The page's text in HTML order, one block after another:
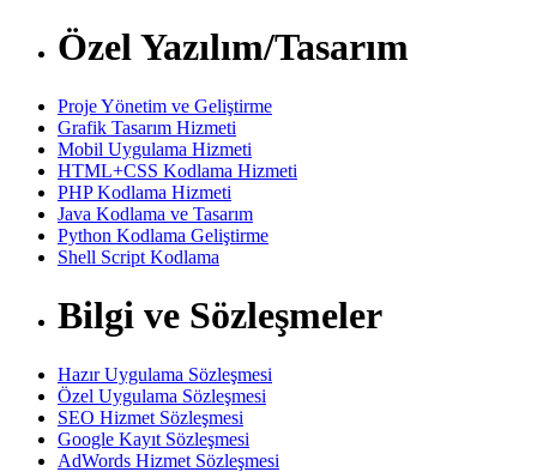
Özel Yazılım/Tasarım
Proje Yönetim ve Geliştirme
Grafik Tasarım Hizmeti
Mobil Uygulama Hizmeti
HTML+CSS Kodlama Hizmeti
PHP Kodlama Hizmeti
Java Kodlama ve Tasarım
Python Kodlama Geliştirme
Shell Script Kodlama
Bilgi ve Sözleşmeler
Hazır Uygulama Sözleşmesi
Özel Uygulama Sözleşmesi
SEO Hizmet Sözleşmesi
Google Kayıt Sözleşmesi
AdWords Hizmet Sözleşmesi